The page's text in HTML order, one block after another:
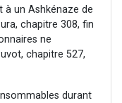
à un Ashkénaze de
chapitre 308, fin
ne
chapitre 527,
durant